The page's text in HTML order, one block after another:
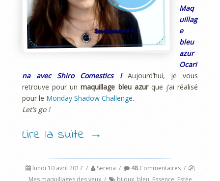
Maq
uillag
e
bleu
azur
Ocari
na avec Shiro Comestics !
Aujourd’hui, je vous
retrouve pour un maquillage bleu azurque j’ai réalisé
pour le Monday Shadow Challenge.
Let’s go !
Lire la suite →
lundi 10 avril 2017 / Serena / 48Commentaires /